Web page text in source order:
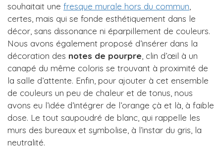
souhaitait une fresque murale hors du commun
certes, mais qui se fonde esthétiquement dans le
décor, sans dissonance ni éparpillement de couleurs.
Nous avons également proposé d’insérer dans la
décoration des notes de pourpre , clin d’œil à un
canapé du même coloris se trouvant à proximité de
la salle d’attente. Enfin, pour ajouter à cet ensemble
de couleurs un peu de chaleur et de tonus, nous
avons eu l’idée d’intégrer de l’orange çà et là, à faible
dose. Le tout saupoudré de blanc, qui rappelle les
murs des bureaux et symbolise, à l’instar du gris, la
neutralité.